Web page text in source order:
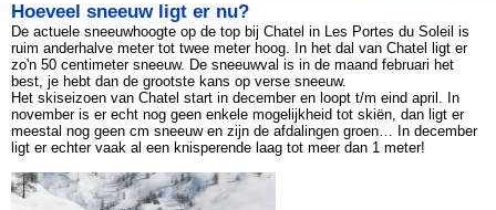
Hoeveel sneeuw ligt er nu?
De actuele sneeuwhoogte op de top bij Chatel in Les Portes du Soleil is
ruim anderhalve meter tot twee meter hoog. In het dal van Chatel ligt er
zo'n 50 centimeter sneeuw. De sneeuwval is in de maand februari het
best, je hebt dan de grootste kans op verse sneeuw.
Het skiseizoen van Chatel start in december en loopt t/m eind april. In
november is er echt nog geen enkele mogelijkheid tot skiën, dan ligt er
meestal nog geen cm sneeuw en zijn de afdalingen groen… In december
ligt er echter vaak al een knisperende laag tot meer dan 1 meter!